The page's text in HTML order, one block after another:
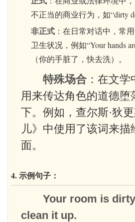
不正当的商业行为，如“dirty
非正式 ：在日常对话中，常
卫生状况，例如“Your hands
（你的手脏了，快去洗）。
特殊场合 ：在文学
用来传达角色的道德堕
下。例如，查尔斯·狄
儿》中使用了该词来
面。
4. 示例句子：
Your room is
clean it up.